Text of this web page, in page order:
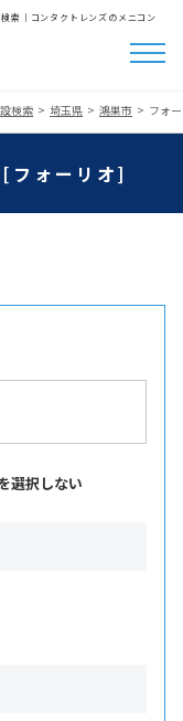
索│コンタクトレンズのメニコン
検索 埼玉県 鴻巣市 フォ
フォーリオ]
選択しない